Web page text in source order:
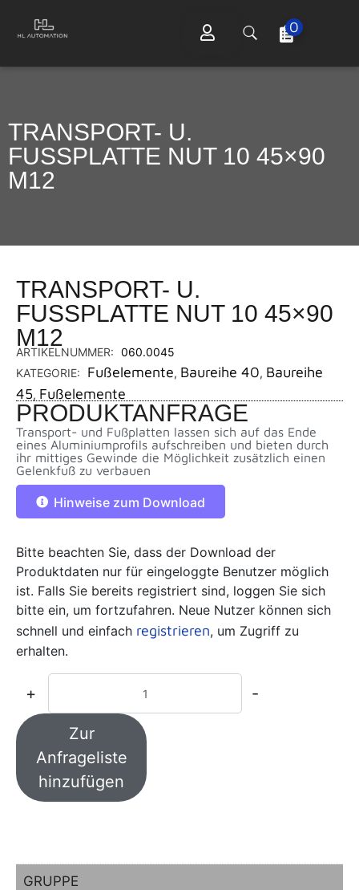
0
TRANSPORT- U.
FUSSPLATTE NUT 10 45×90 M
12
TRANSPORT- U.
FUSSPLATTE NUT 10 45×90 M
12
ARTIKELNUMMER: 060.0045
KATEGORIE:
Fußelemente, Baureihe 40, Baureihe
45, Fußelemente
PRODUKTANFRAGE
Transport- und Fußplatten lassen sich auf das Ende
eines Aluminiumprofils aufschreiben und bieten durch
ihr mittiges Gewinde die Möglichkeit zusätzlich einen
Gelenkfuß zu verbauen
Hinweise zum Download
Bitte beachten Sie, dass der Download der
Produktdaten nur für eingeloggte Benutzer möglich
ist. Falls Sie bereits registriert sind, loggen Sie sich
bitte ein, um fortzufahren. Neue Nutzer können sich
schnell und einfach registrieren, um Zugriff zu
erhalten.
+ -
Zur
Anfrageliste
hinzufügen
GRUPPE